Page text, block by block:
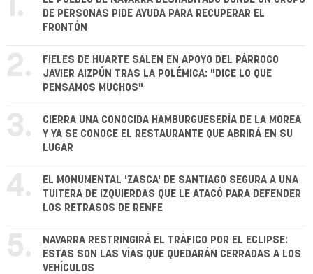
1.
DE PERSONAS PIDE AYUDA PARA RECUPERAR EL
FRONTÓN
2.
FIELES DE HUARTE SALEN EN APOYO DEL PÁRROCO
JAVIER AIZPÚN TRAS LA POLÉMICA: "DICE LO QUE
PENSAMOS MUCHOS"
3.
CIERRA UNA CONOCIDA HAMBURGUESERÍA DE LA MOREA
Y YA SE CONOCE EL RESTAURANTE QUE ABRIRÁ EN SU
LUGAR
4.
EL MONUMENTAL 'ZASCA' DE SANTIAGO SEGURA A UNA
TUITERA DE IZQUIERDAS QUE LE ATACÓ PARA DEFENDER
LOS RETRASOS DE RENFE
5.
NAVARRA RESTRINGIRÁ EL TRÁFICO POR EL ECLIPSE:
ESTAS SON LAS VÍAS QUE QUEDARÁN CERRADAS A LOS
VEHÍCULOS